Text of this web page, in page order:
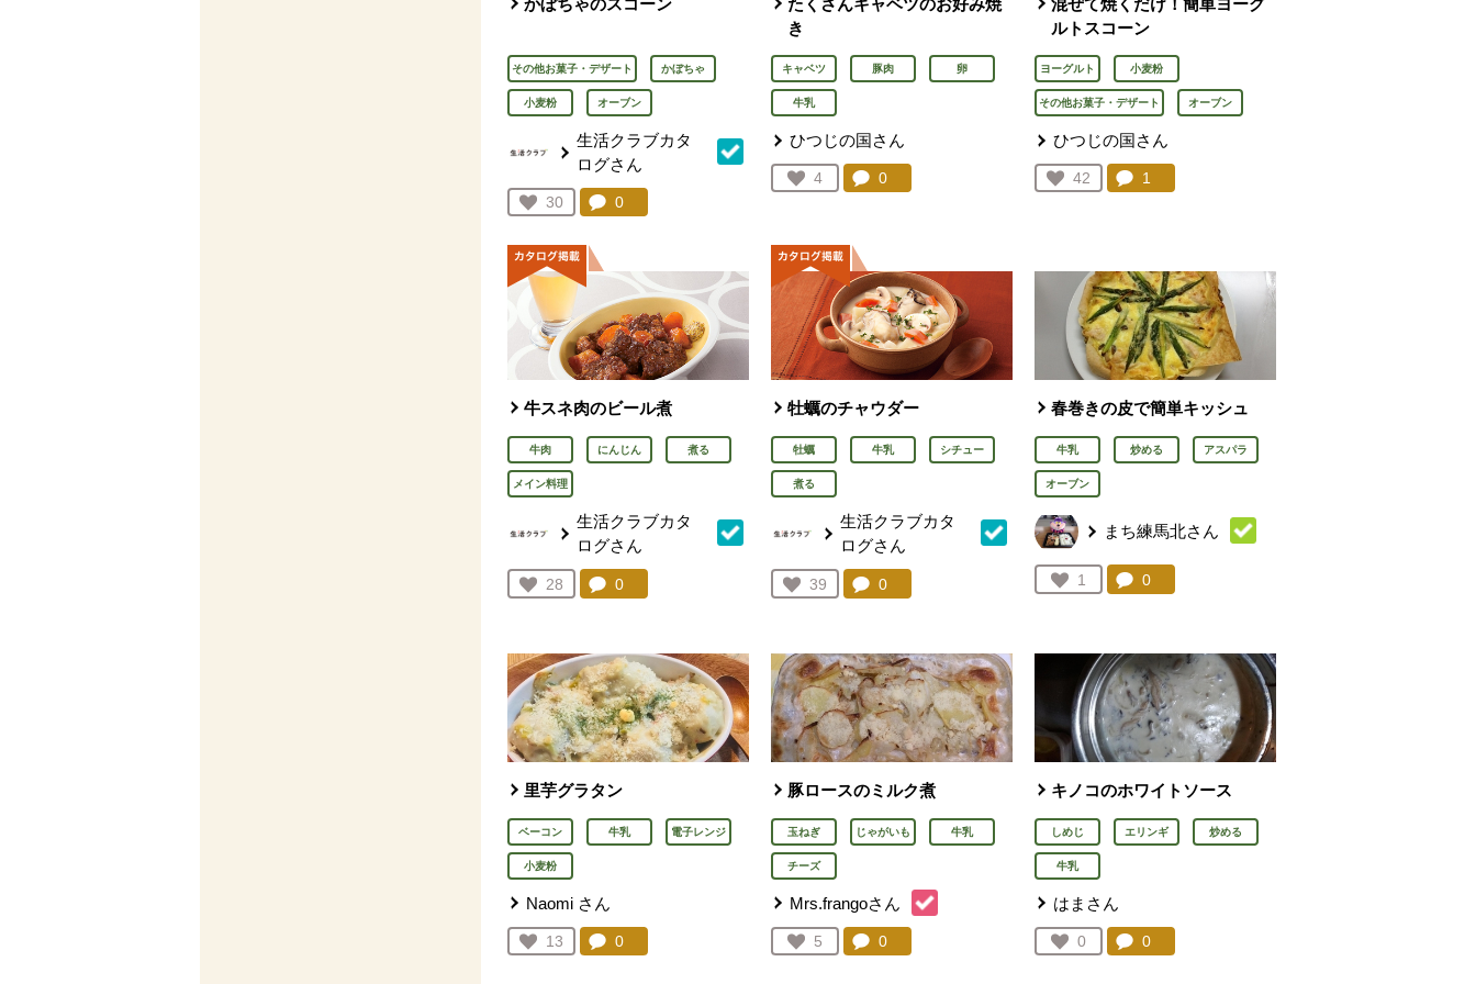
かぼちゃのスコーン
その他お菓子・デザート かぼちゃ
小麦粉 オーブン
生活クラブカタ
ログさん
お気に入り登録：
30
人が登録
コメント：
0
たくさんキャベツのお好み焼
き
キャベツ 豚肉 卵
牛乳
ひつじの国さん
お気に入り登録：
4
人が登録
コメント：
0件。コメントを見る。
混ぜて焼くだけ！簡単ヨーグ
ルトスコーン
ヨーグルト 小麦粉
その他お菓子・デザート オーブン
ひつじの国さん
お気に入り登録：
42
人が登録
コメント：
1件。コメントを見る。
牛スネ肉のビール煮
牛肉 にんじん 煮る
メイン料理
生活クラブカタ
ログさん
お気に入り登録：
28
人が登録
コメント：
0
牡蠣のチャウダー
牡蠣 牛乳 シチュー
煮る
生活クラブカタ
ログさん
お気に入り登録：
39
人が登録
コメント：
0件。コメントを見る。
春巻きの皮で簡単キッシュ
牛乳 炒める アスパラ
オーブン
まち練馬北さん
お気に入り登録：
1
人が登録
コメント：
0件。コメントを見る。
里芋グラタン
ベーコン 牛乳 電子レンジ
小麦粉
Naomi さん
お気に入り登録：
13
人が登録
コメント：
0
豚ロースのミルク煮
玉ねぎ じゃがいも 牛乳
チーズ
Mrs.frangoさん
お気に入り登録：
5
人が登録
コメント：
0件。コメントを見る。
キノコのホワイトソース
しめじ エリンギ 炒める
牛乳
はまさん
お気に入り登録：
0
人が登録
コメント：
0件。コメントを見る。